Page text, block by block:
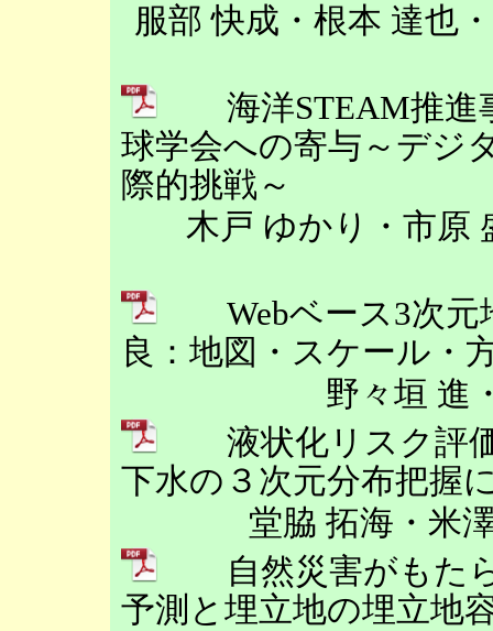
服部 快成・根本 達也
海洋STEAM推進
球学会への寄与～デジ
際的挑戦～
木戸 ゆかり・市原
Webベース3次元
良：地図・スケール・
野々垣 進
液状化リスク評価
下水の３次元分布把握
堂脇 拓海・米
自然災害がもたら
予測と埋立地の埋立地